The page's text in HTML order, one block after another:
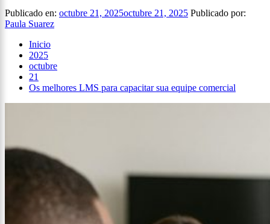
Publicado en: octubre 21, 2025octubre 21, 2025 Publicado por:
Paula Suarez
Inicio
2025
octubre
21
Os melhores LMS para capacitar sua equipe comercial